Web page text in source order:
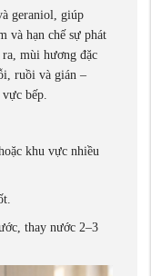
geraniol, giúp
và hạn chế sự phát
mùi hương đặc
ruồi và gián –
bếp.
khu vực nhiều
thay nước 2–3